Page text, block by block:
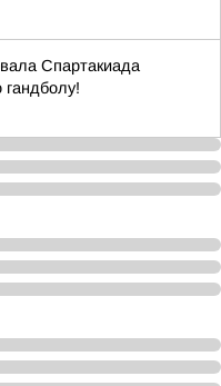
Спартакиада
гандболу!